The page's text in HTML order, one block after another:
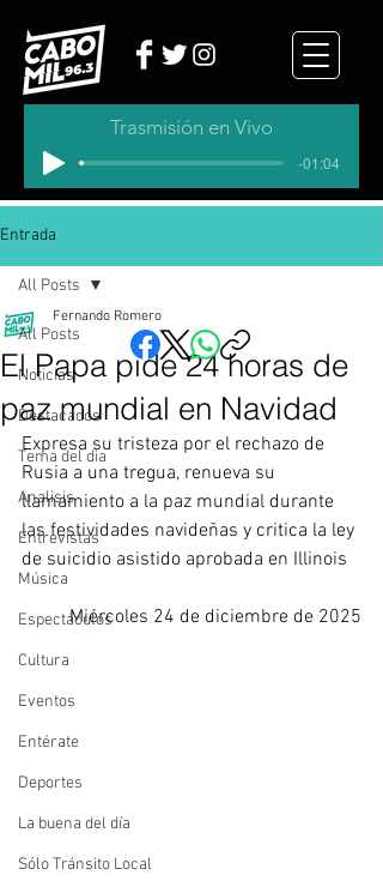
Trasmisión en Vivo
-01:04
Entrada
All Posts
Noticias
Destacados
Tema del dia
Analisis
Entrevistas
Música
Espectáculos
Cultura
Eventos
Entérate
Deportes
La buena del día
Sólo Tránsito Local
All Posts
El Papa pide 24 horas de
paz mundial en Navidad
Fernando Romero
Expresa su tristeza por el rechazo de
Rusia a una tregua, renueva su
llamamiento a la paz mundial durante
las festividades navideñas y critica la ley
de suicidio asistido aprobada en Illinois
Miércoles 24 de diciembre de 2025